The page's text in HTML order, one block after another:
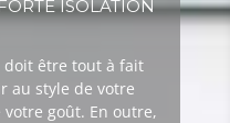
ISOLATION
doit être tout à fait
au style de votre
goût. En outre,